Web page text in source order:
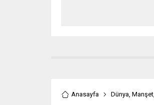
Anasayfa Dünya Manşet